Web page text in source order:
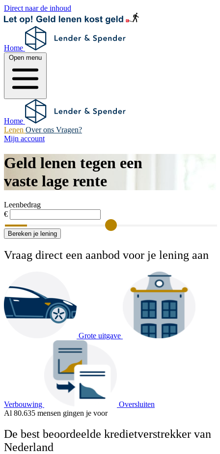
Direct naar de inhoud
Home
Open menu
Home
Lenen Over ons Vragen?
Mijn account
Geld lenen tegen een
vaste lage rente
Leenbedrag
€
Bereken je lening
Vraag direct een aanbod voor je lening aan
Grote uitgave
Verbouwing
Oversluiten
Al 80.635 mensen gingen je voor
De best beoordeelde kredietverstrekker van
Nederland